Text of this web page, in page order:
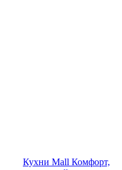
Кухни Mall Комфорт,